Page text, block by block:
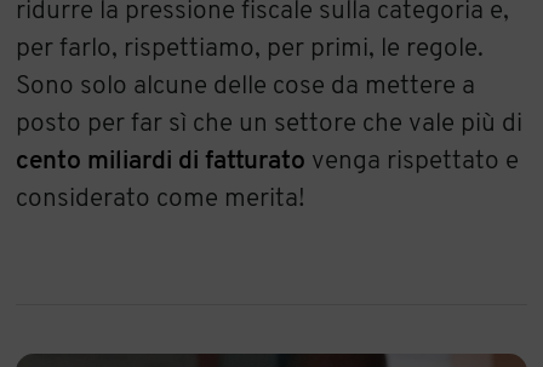
ridurre la pressione fiscale sulla categoria e,
per farlo, rispettiamo, per primi, le regole.
Sono solo alcune delle cose da mettere a
posto per far sì che un settore che vale più di
cento miliardi di fatturato venga rispettato e
considerato come merita!